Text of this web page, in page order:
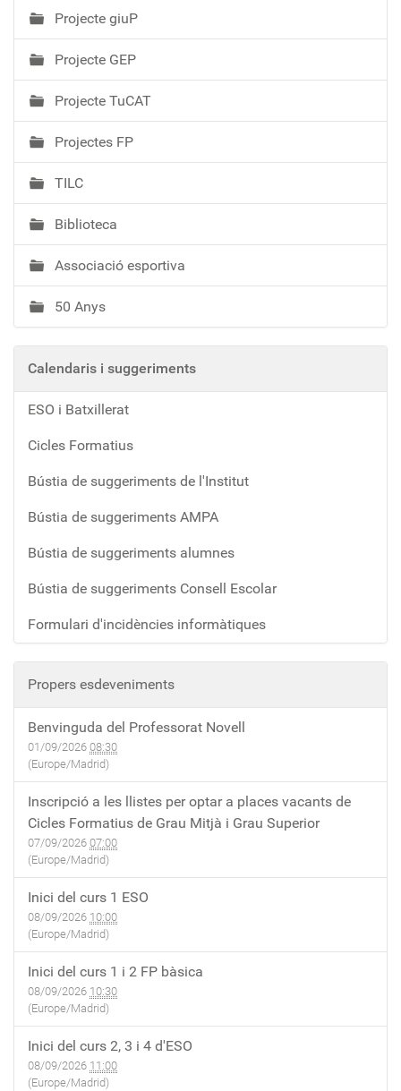
Projecte giuP
Projecte GEP
Projecte TuCAT
Projectes FP
TILC
Biblioteca
Associació esportiva
50 Anys
Calendaris i suggeriments
ESO i Batxillerat
Cicles Formatius
Bústia de suggeriments de l'Institut
Bústia de suggeriments AMPA
Bústia de suggeriments alumnes
Bústia de suggeriments Consell Escolar
Formulari d'incidències informàtiques
Propers esdeveniments
Benvinguda del Professorat Novell
01/09/2026 08:30
(Europe/Madrid)
Inscripció a les llistes per optar a places vacants de
Cicles Formatius de Grau Mitjà i Grau Superior
07/09/2026 07:00
(Europe/Madrid)
Inici del curs 1 ESO
08/09/2026 10:00
(Europe/Madrid)
Inici del curs 1 i 2 FP bàsica
08/09/2026 10:30
(Europe/Madrid)
Inici del curs 2, 3 i 4 d'ESO
08/09/2026 11:00
(Europe/Madrid)